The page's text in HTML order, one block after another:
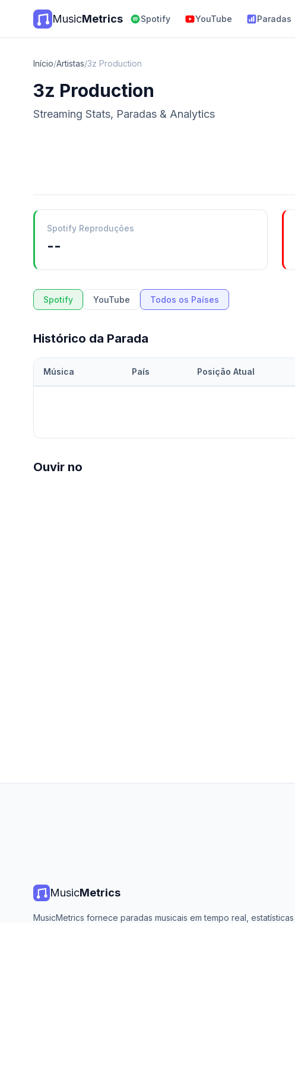
MusicMetrics Spotify YouTube Paradas
Início/Artistas/3z Production
3z Production
Streaming Stats, Paradas & Analytics
Spotify Reproduções
--
Spotify YouTube Todos os Países
Histórico da Parada
Música País Posição Atual
Ouvir no
MusicMetrics
MusicMetrics fornece paradas musicais em tempo real, estatísticas